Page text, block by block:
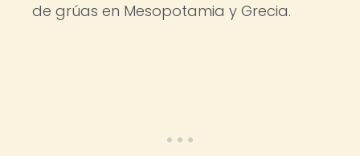
de grúas en Mesopotamia y Grecia.